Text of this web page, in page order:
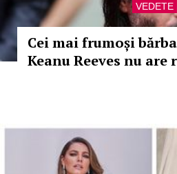
VEDETE
Cei mai frumoși
Keanu Reeves nu are